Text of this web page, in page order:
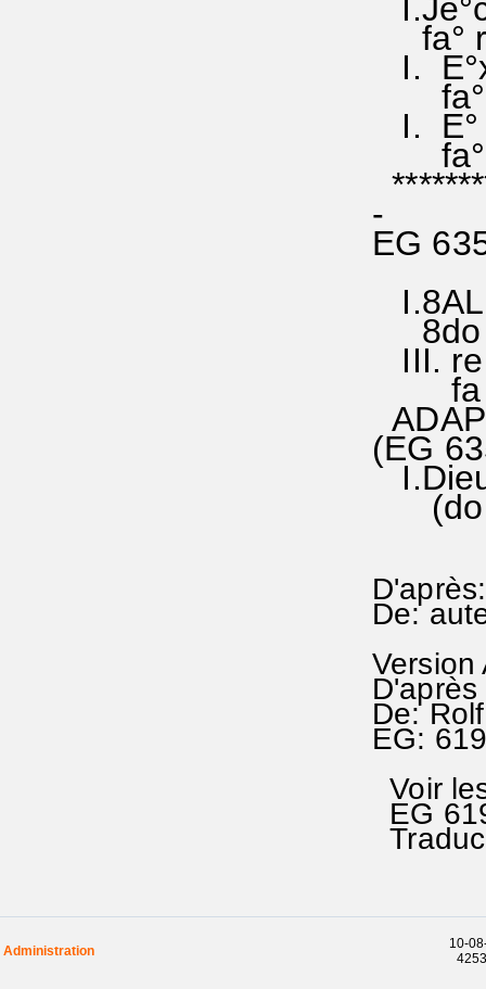
fa°
I.
I. E°
fa°fa
-
EG
8do
III.
fa
I.Dieu
(do
De:
Version
De:
EG:
Voir
EG
Administration
10-